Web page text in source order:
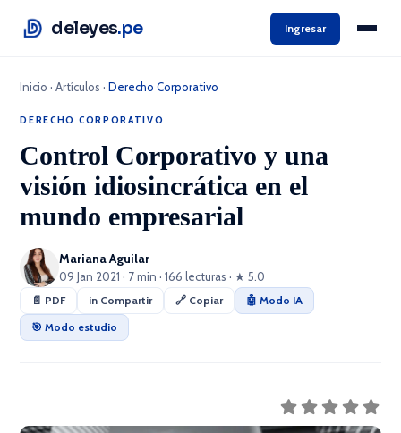
deleyes.pe Ingresar
Inicio ·Artículos ·Derecho Corporativo
DERECHO CORPORATIVO
Control Corporativo y una
visión idiosincrática en el
mundo empresarial
Mariana Aguilar
09 Jan 2021 · 7 min · 166 lecturas · ★ 5.0
📄 PDF in Compartir 🔗 Copiar
🤖 Modo IA
🎯 Modo estudio